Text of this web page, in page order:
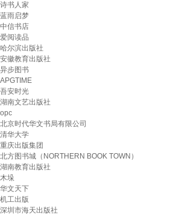
诗书人家
蓝雨启梦
中信书店
爱阅读品
哈尔滨出版社
安徽教育出版社
异步图书
APGTIME
吾安时光
湖南文艺出版社
opc
北京时代华文书局有限公司
清华大学
重庆出版集团
北方图书城（NORTHERN BOOK TOWN）
湖南教育出版社
木垛
华文天下
机工出版
深圳市海天出版社